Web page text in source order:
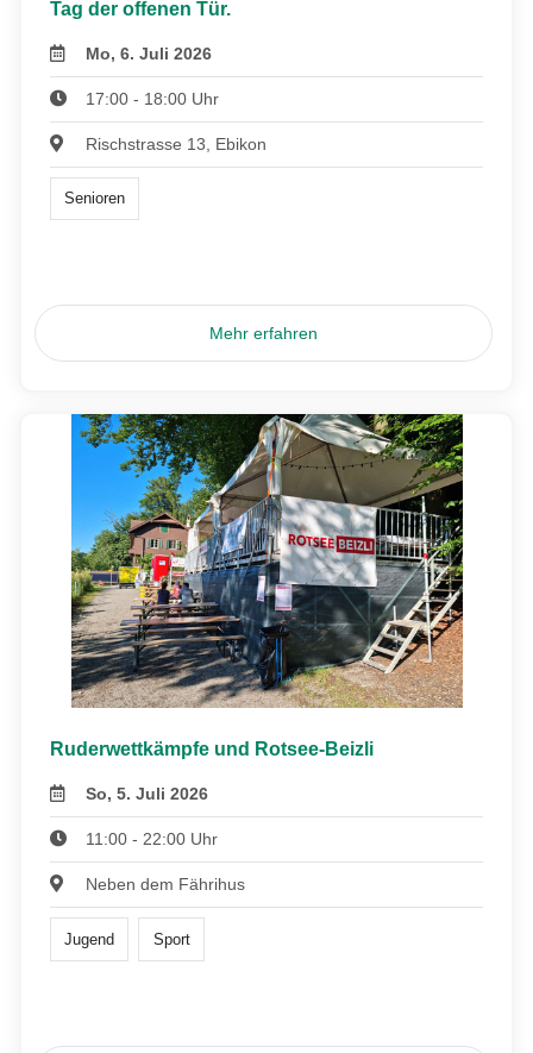
Tag der offenen Tür.
Mo, 6. Juli 2026
17:00 - 18:00 Uhr
Rischstrasse 13, Ebikon
Senioren
Mehr erfahren
Ruderwettkämpfe und Rotsee-Beizli
So, 5. Juli 2026
11:00 - 22:00 Uhr
Neben dem Fährihus
Jugend Sport